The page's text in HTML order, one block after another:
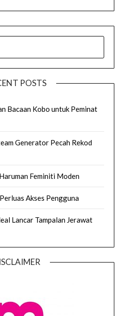
POSTS
Bacaan Kobo untuk Peminat
Generator Pecah Rekod
Feminiti Moden
Akses Pengguna
Lancar Tampalan Jerawat